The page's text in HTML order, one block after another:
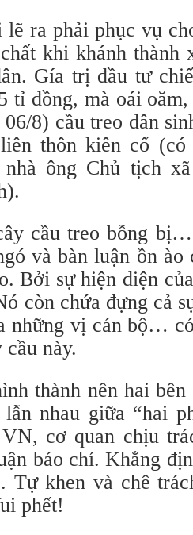
lẽ ra phải phục vụ
khi khánh thành
Gía trị đầu tư
tỉ đồng, mà oái
8) cầu treo dân
thôn kiên cố
nhà ông Chủ tịch
cầu treo bỗng
và bàn luận ồn
Bởi sự hiện diện
còn chứa đựng cả
những vị cán bộ…
này.
thành nên hai
lẫn nhau giữa “hai
cơ quan chịu
báo chí. Khẳng
Tự khen và chê
phết!